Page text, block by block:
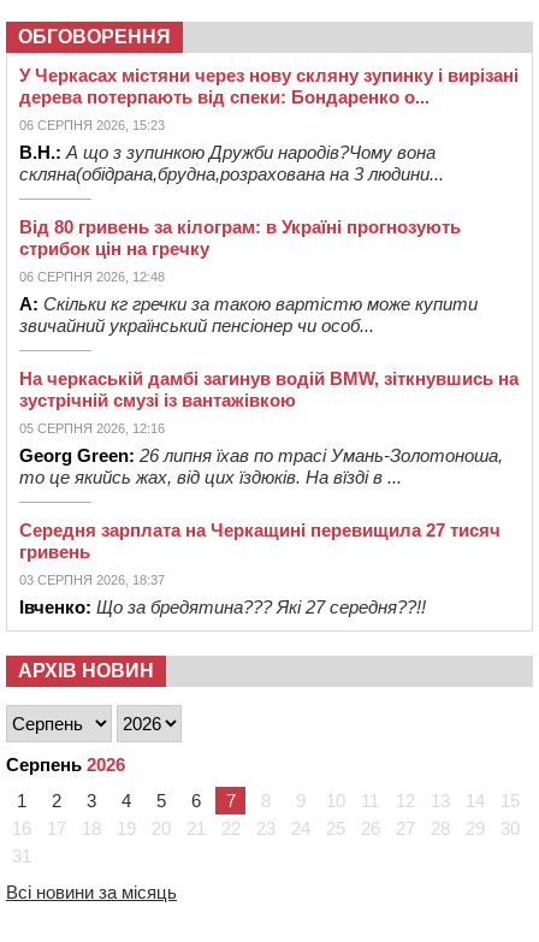
ОБГОВОРЕННЯ
У Черкасах містяни через нову скляну зупинку і вирізані
дерева потерпають від спеки: Бондаренко о...
06 СЕРПНЯ 2026, 15:23
В.Н.: А що з зупинкою Дружби народів?Чому вона
скляна(обідрана,брудна,розрахована на 3 людини...
Від 80 гривень за кілограм: в Україні прогнозують
стрибок цін на гречку
06 СЕРПНЯ 2026, 12:48
А: Скільки кг гречки за такою вартістю може купити
звичайний український пенсіонер чи особ...
На черкаській дамбі загинув водій BMW, зіткнувшись на
зустрічній смузі із вантажівкою
05 СЕРПНЯ 2026, 12:16
Georg Green: 26 липня їхав по трасі Умань-Золотоноша,
то це якийсь жах, від цих їздюків. На вїзді в ...
Середня зарплата на Черкащині перевищила 27 тисяч
гривень
03 СЕРПНЯ 2026, 18:37
Івченко: Що за бредятина??? Які 27 середня??!!
АРХІВ НОВИН
Серпень 2026
1
2 3 4 5 6 7 8 9 10 11 12 13 14
15
16
17 18 19 20 21 22 23 24 25 26 27 28 29
30
31
Всі новини за місяць